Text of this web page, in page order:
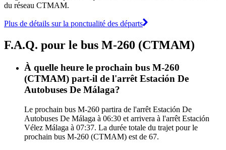
du réseau CTMAM.
Plus de détails sur la ponctualité des départs
F.A.Q. pour le bus M-260 (CTMAM)
À quelle heure le prochain bus M-260
(CTMAM) part-il de l'arrêt Estación De
Autobuses De Málaga?
Le prochain bus M-260 partira de l'arrêt Estación De
Autobuses De Málaga à 06:30 et arrivera à l'arrêt Estación
Vélez Málaga à 07:37. La durée totale du trajet pour le
prochain bus M-260 (CTMAM) est de 67.